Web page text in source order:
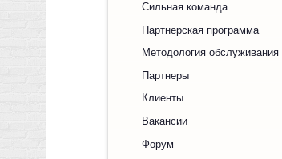
Сильная команда
Партнерская программа
Методология обслуживания
Партнеры
Клиенты
Вакансии
Форум